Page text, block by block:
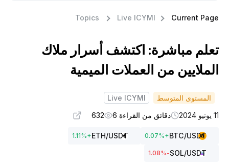
Topics Live ICYMI Current
مباشرة: اكتشف أسرار ملاك
من العملات الميمية
المستوى المتوسط
Live ICYMI
دقائق من القراءة 6 632
BTC/USDT
+
0.07%
ETH/USDT
+
1.11%
SOL/USDT
-1.08
%